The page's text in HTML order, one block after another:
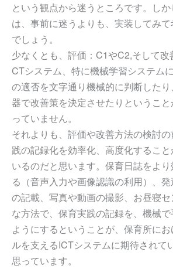
という観点から迷うところです。し
は、事前に迷うよりも、実装してみ
でしょう。
少なくとも、評価：C1やC2,そして
CTシステム、特に機械学習システム
の適否を文字通り機械的に判断した
器で改善策を決定させたりというこ
っていません。
それよりも、評価や改善方法の検討
践の記録化を効率化、高度化するこ
いるのだと思います。保育日誌をよ
る（音声入力や画像認識の利用）、
の記載、写真や動画の撮影、お昼寝
な方法で、保育実践の記録を、機械
ようにするということが、保育所に
ルを支えるICTシステムに期待されて
思っています。